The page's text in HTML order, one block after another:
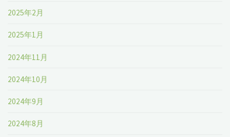
2025年2月
2025年1月
2024年11月
2024年10月
2024年9月
2024年8月